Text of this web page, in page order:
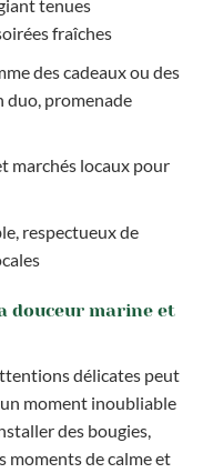
tenues
fraîches
des cadeaux ou des
duo, promenade
marchés locaux pour
respectueux de
douceur marine et
délicates peut
moment inoubliable
des bougies,
moments de calme et